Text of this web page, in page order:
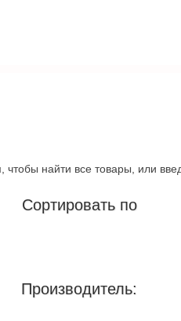
чтобы найти все товары, или
Сортировать по
Производитель: